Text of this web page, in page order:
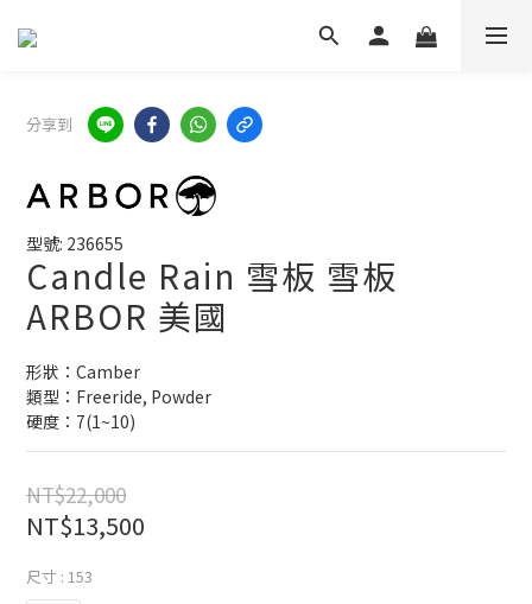
分享到
型號: 236655
Candle Rain 雪板 雪板
ARBOR 美國
形狀：Camber
類型：Freeride, Powder
硬度：7(1~10)
NT$22,000
NT$13,500
尺寸 : 153